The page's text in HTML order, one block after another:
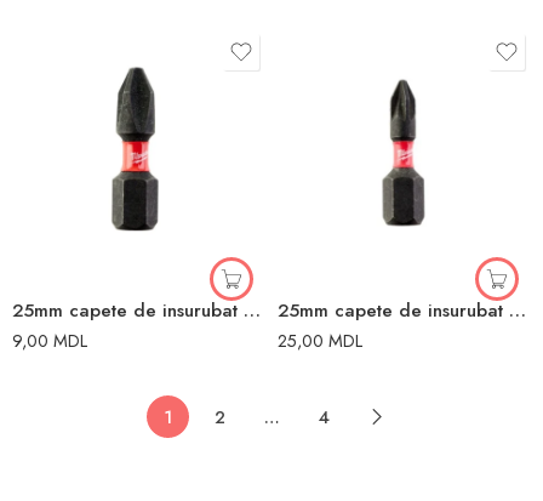
25mm capete de insurubat MILWAUKEE
9,00 MDL
25mm capete de insurubat MILWAUKEE
25,00 MDL
1 2 … 4